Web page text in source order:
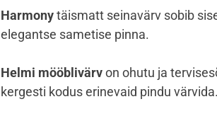
Harmonytäismatt seinavärv sobib
elegantse sametise pinna.
Helmi mööblivärvon ohutu ja
kergesti kodus erinevaid pindu värvida.